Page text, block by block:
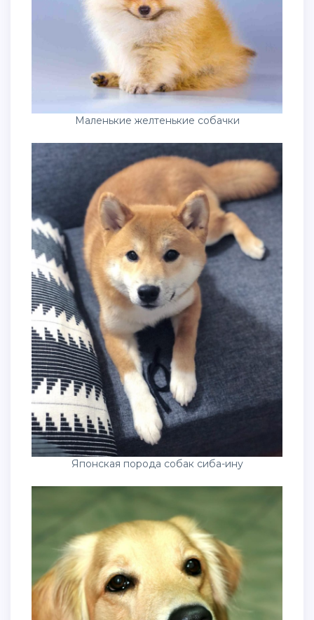
Маленькие желтенькие собачки
Японская порода собак сиба-ину